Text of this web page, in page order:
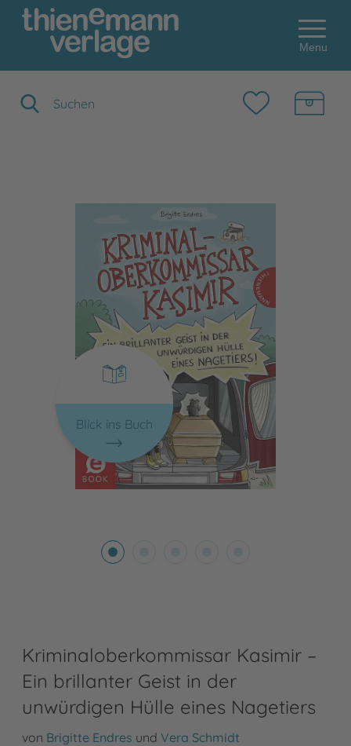
Menu
Blick ins Buch
Kriminaloberkommissar Kasimir –
Ein brillanter Geist in der
unwürdigen Hülle eines Nagetiers
von Brigitte Endres und Vera Schmidt